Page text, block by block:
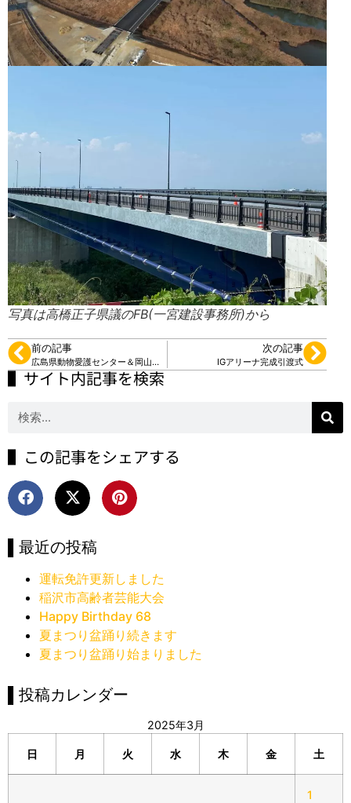
写真は高橋正子県議のFB(一宮建設事務所)から
前の記事
広島県動物愛護センター＆岡山県薬剤師会調査
次の記事
IGアリーナ完成引渡式
▌サイト内記事を検索
▌この記事をシェアする
▌最近の投稿
運転免許更新しました
稲沢市高齢者芸能大会
Happy Birthday 68
夏まつり盆踊り続きます
夏まつり盆踊り始まりました
▌投稿カレンダー
2025年3月
日 月 火 水 木 金 土
1